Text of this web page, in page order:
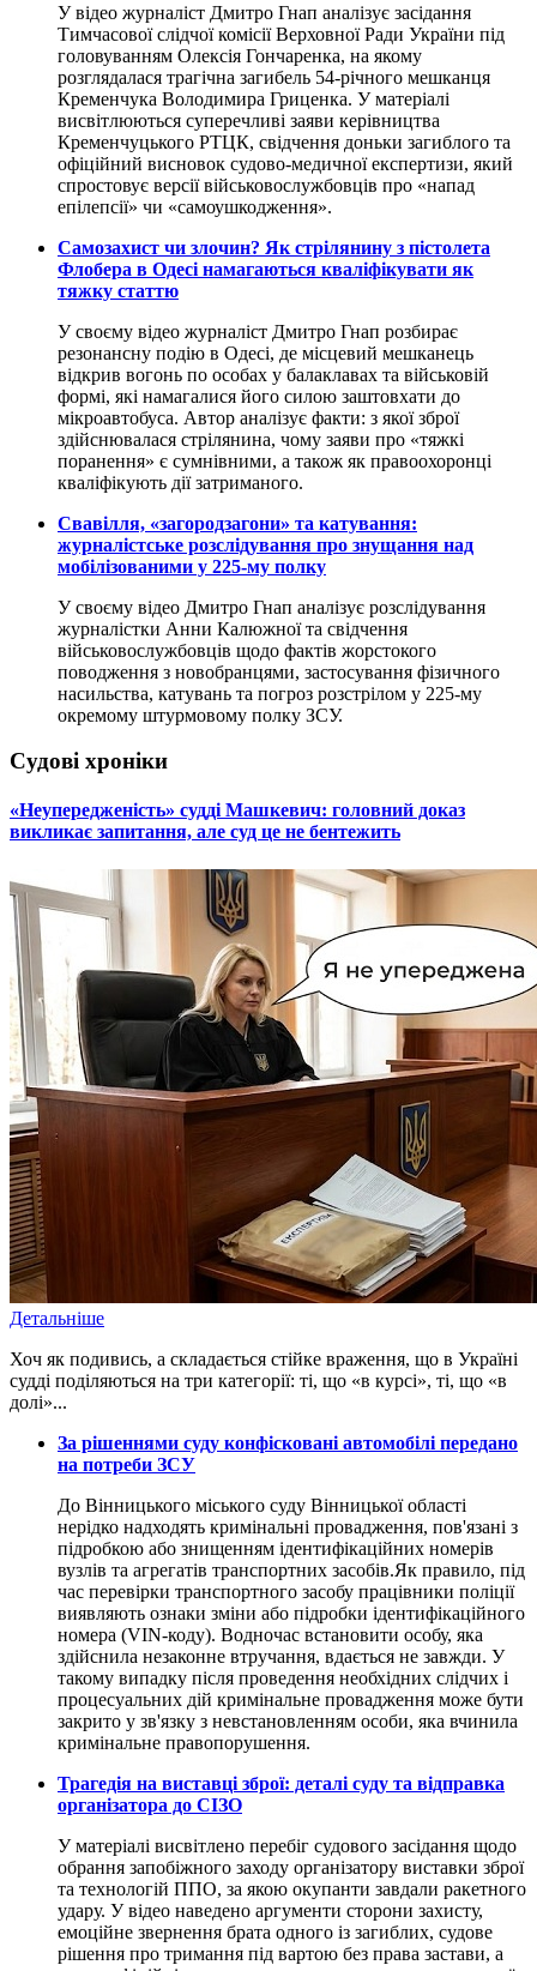
У відео журналіст Дмитро Гнап аналізує засідання
Тимчасової слідчої комісії Верховної Ради України під
головуванням Олексія Гончаренка, на якому
розглядалася трагічна загибель 54-річного мешканця
Кременчука Володимира Гриценка. У матеріалі
висвітлюються суперечливі заяви керівництва
Кременчуцького РТЦК, свідчення доньки загиблого та
офіційний висновок судово-медичної експертизи, який
спростовує версії військовослужбовців про «напад
епілепсії» чи «самоушкодження».
​Самозахист чи злочин? Як стрілянину з пістолета
Флобера в Одесі намагаються кваліфікувати як
тяжку статтю
У своєму відео журналіст Дмитро Гнап розбирає
резонансну подію в Одесі, де місцевий мешканець
відкрив вогонь по особах у балаклавах та військовій
формі, які намагалися його силою заштовхати до
мікроавтобуса. Автор аналізує факти: з якої зброї
здійснювалася стрілянина, чому заяви про «тяжкі
поранення» є сумнівними, а також як правоохоронці
кваліфікують дії затриманого.
​Свавілля, «загородзагони» та катування:
журналістське розслідування про знущання над
мобілізованими у 225-му полку
У своєму відео Дмитро Гнап аналізує розслідування
журналістки Анни Калюжної та свідчення
військовослужбовців щодо фактів жорстокого
поводження з новобранцями, застосування фізичного
насильства, катувань та погроз розстрілом у 225-му
окремому штурмовому полку ЗСУ.
Судові хроніки
​«Неупередженість» судді Машкевич: головний доказ
викликає запитання, але суд це не бентежить
Детальніше
Хоч як подивись, а складається стійке враження, що в Україні
судді поділяються на три категорії: ті, що «в курсі», ті, що «в
долі»...
​За рішеннями суду конфісковані автомобілі передано
на потреби ЗСУ
До Вінницького міського суду Вінницької області
нерідко надходять кримінальні провадження, пов'язані з
підробкою або знищенням ідентифікаційних номерів
вузлів та агрегатів транспортних засобів.Як правило, під
час перевірки транспортного засобу працівники поліції
виявляють ознаки зміни або підробки ідентифікаційного
номера (VIN-коду). Водночас встановити особу, яка
здійснила незаконне втручання, вдається не завжди. У
такому випадку після проведення необхідних слідчих і
процесуальних дій кримінальне провадження може бути
закрито у зв'язку з невстановленням особи, яка вчинила
кримінальне правопорушення.
​Трагедія на виставці зброї: деталі суду та відправка
організатора до СІЗО
У матеріалі висвітлено перебіг судового засідання щодо
обрання запобіжного заходу організатору виставки зброї
та технологій ППО, за якою окупанти завдали ракетного
удару. У відео наведено аргументи сторони захисту,
емоційне звернення брата одного із загиблих, судове
рішення про тримання під вартою без права застави, а